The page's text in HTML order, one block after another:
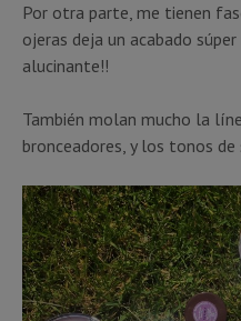
Por otra parte, me tienen
ojeras deja un acabado
alucinante!!
También molan mucho la
bronceadores, y los tonos